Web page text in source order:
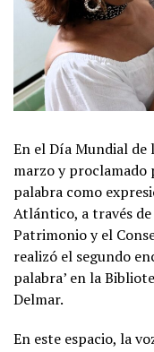
En el Día Mundial de
marzo y proclamado
palabra como
Atlántico, a través
Patrimonio y el
realizó el segundo
palabra’ en la
Delmar.
En este espacio, la